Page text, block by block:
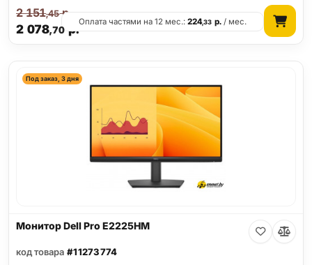
2 078,70 р.
2 151,45р.
Оплата частями на 12 мес.:224,33 р./ мес.
Под заказ, 3 дня
Монитор Dell Pro E2225HM
код товара #11273774